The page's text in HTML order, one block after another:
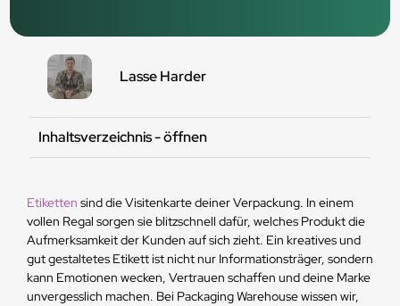
Etiketten sind die Visitenkarte deiner Verpackung. In einem
vollen Regal sorgen sie blitzschnell dafür, welches Produkt die
Aufmerksamkeit der Kunden auf sich zieht. Ein kreatives und
gut gestaltetes Etikett ist nicht nur Informationsträger, sondern
kann Emotionen wecken, Vertrauen schaffen und deine Marke
unvergesslich machen. Bei Packaging Warehouse wissen wir,
Inhaltsverzeichnis - öffnen
Lasse Harder